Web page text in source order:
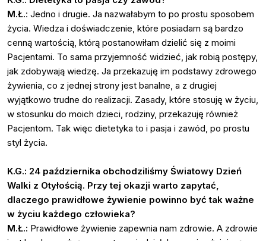
M.Ł.: Jedno i drugie. Ja nazwałabym to po prostu sposobem
życia. Wiedza i doświadczenie, które posiadam są bardzo
cenną wartością, którą postanowiłam dzielić się z moimi
Pacjentami. To sama przyjemność widzieć, jak robią postępy,
jak zdobywają wiedzę. Ja przekazuję im podstawy zdrowego
żywienia, co z jednej strony jest banalne, a z drugiej
wyjątkowo trudne do realizacji. Zasady, które stosuję w życiu,
w stosunku do moich dzieci, rodziny, przekazuję również
Pacjentom. Tak więc dietetyka to i pasja i zawód, po prostu
styl życia.
K.G.: 24 października obchodziliśmy Światowy Dzień
Walki z Otyłością. Przy tej okazji warto zapytać,
dlaczego prawidłowe żywienie powinno być tak ważne
w życiu każdego człowieka?
M.Ł.: Prawidłowe żywienie zapewnia nam zdrowie. A zdrowie